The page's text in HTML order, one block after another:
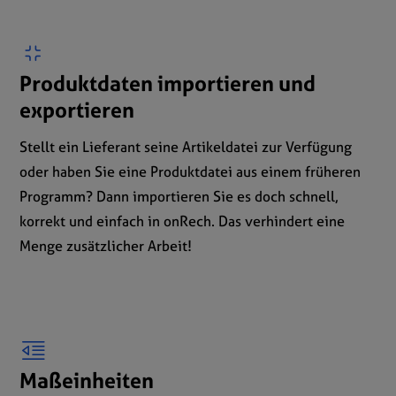
Produktdaten importieren und
exportieren
Stellt ein Lieferant seine Artikeldatei zur Verfügung
oder haben Sie eine Produktdatei aus einem früheren
Programm? Dann importieren Sie es doch schnell,
korrekt und einfach in onRech. Das verhindert eine
Menge zusätzlicher Arbeit!
Maßeinheiten